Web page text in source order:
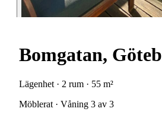
Bomgatan,
Lägenhet · 2 rum · 55 m²
Möblerat · Våning 3 av 3